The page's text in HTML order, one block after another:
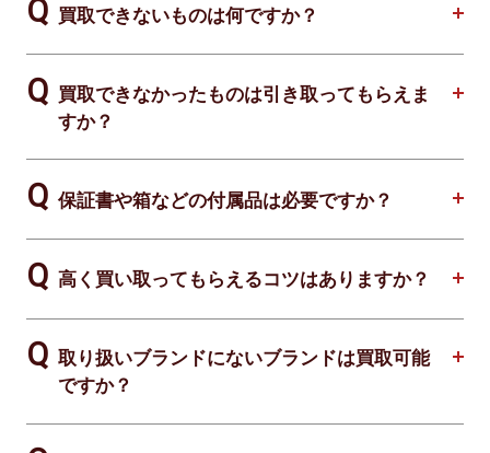
買取できないものは何ですか？
買取できなかったものは引き取ってもらえま
すか？
保証書や箱などの付属品は必要ですか？
高く買い取ってもらえるコツはありますか？
取り扱いブランドにないブランドは買取可能
ですか？